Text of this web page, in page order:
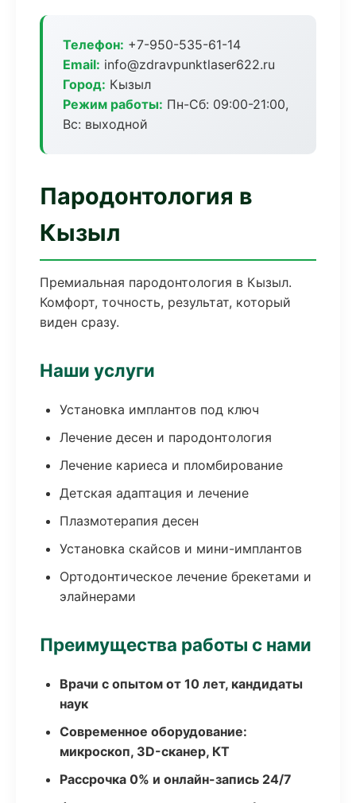
Телефон: +7-950-535-61-14
Email: info@zdravpunktlaser622.ru
Город: Кызыл
Режим работы: Пн-Сб: 09:00-21:00,
Вс: выходной
Пародонтология в
Кызыл
Премиальная пародонтология в Кызыл.
Комфорт, точность, результат, который
виден сразу.
Наши услуги
Установка имплантов под ключ
Лечение десен и пародонтология
Лечение кариеса и пломбирование
Детская адаптация и лечение
Плазмотерапия десен
Установка скайсов и мини-имплантов
Ортодонтическое лечение брекетами и
элайнерами
Преимущества работы с нами
Врачи с опытом от 10 лет, кандидаты
наук
Современное оборудование:
микроскоп, 3D-сканер, КТ
Рассрочка 0% и онлайн-запись 24/7